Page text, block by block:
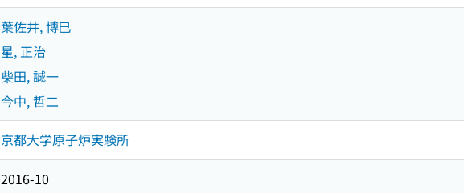
葉佐井, 博巳
星, 正治
柴田, 誠一
今中, 哲二
京都大学原子炉実験所
2016-10